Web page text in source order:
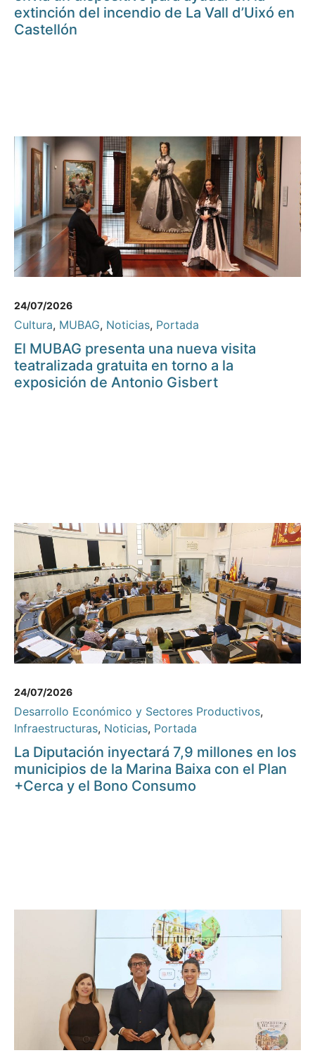
extinción del incendio de La Vall d’Uixó en
Castellón
24/07/2026
Cultura, MUBAG, Noticias, Portada
El MUBAG presenta una nueva visita
teatralizada gratuita en torno a la
exposición de Antonio Gisbert
24/07/2026
Desarrollo Económico y Sectores Productivos,
Infraestructuras, Noticias, Portada
La Diputación inyectará 7,9 millones en los
municipios de la Marina Baixa con el Plan
+Cerca y el Bono Consumo